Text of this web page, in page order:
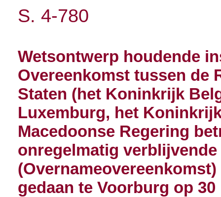
S. 4-780
Wetsontwerp houdende
Overeenkomst tussen de
Staten (het Koninkrijk
Luxemburg, het
Macedoonse Regering
onregelmatig
gedaan te Voorburg op 30